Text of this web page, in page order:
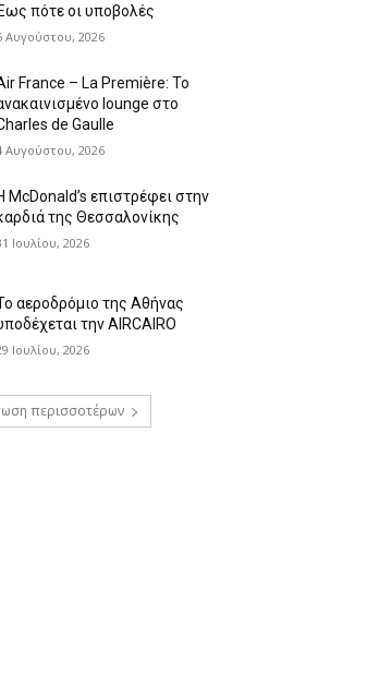
πότε οι υποβολές
Αυγούστου, 2026
France – La Première: Το
lounge στο
de Gaulle
Αυγούστου, 2026
McDonald’s επιστρέφει στην
της Θεσσαλονίκης
Ιουλίου, 2026
αεροδρόμιο της Αθήνας
την AIRCAIRO
Ιουλίου, 2026
περισσοτέρων